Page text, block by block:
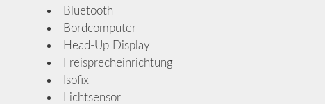
Bluetooth
Bordcomputer
Head-Up Display
Freisprecheinrichtung
Isofix
Lichtsensor